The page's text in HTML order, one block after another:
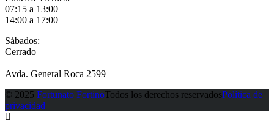
07:15 a 13:00
14:00 a 17:00
Sábados:
Cerrado
Avda. General Roca 2599
© 2025 Fortunato FortinoTodos los derechos reservadosPolítica de
privacidad